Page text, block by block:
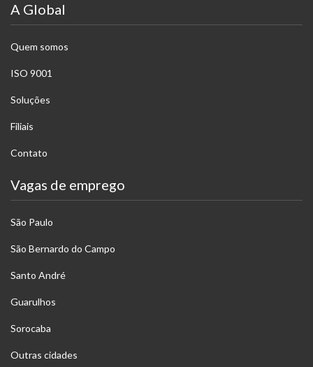
A Global
Quem somos
ISO 9001
Soluções
Filiais
Contato
Vagas de emprego
São Paulo
São Bernardo do Campo
Santo André
Guarulhos
Sorocaba
Outras cidades